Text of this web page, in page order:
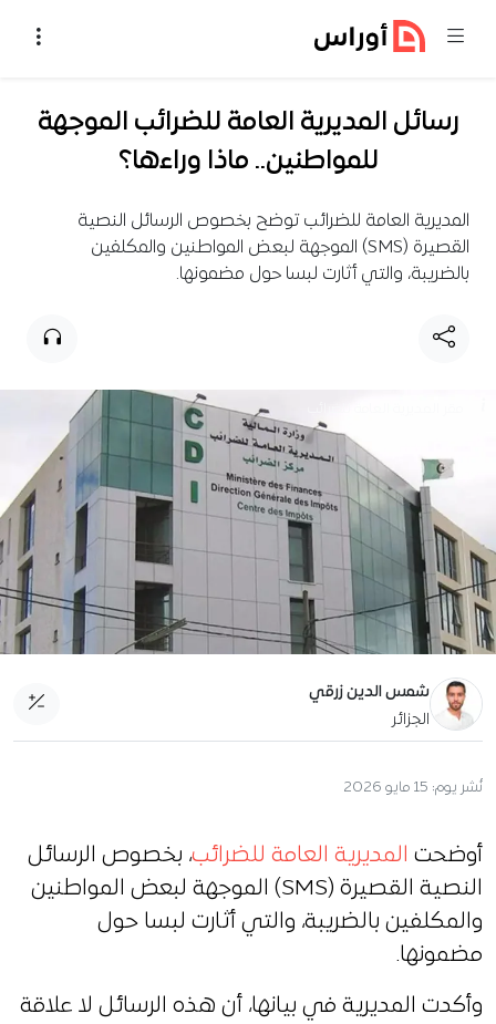
رسائل المديرية العامة للضرائب الموجهة
للمواطنين.. ماذا وراءها؟
المديرية العامة للضرائب توضح بخصوص الرسائل النصية
القصيرة (SMS) الموجهة لبعض المواطنين والمكلفين
بالضريبة، والتي أثارت لبسا حول مضمونها.
شمس الدين زرقي
الجزائر
نُشر يوم: 15 مايو 2026
أوضحت المديرية العامة للضرائب، بخصوص الرسائل
النصية القصيرة (SMS) الموجهة لبعض المواطنين
والمكلفين بالضريبة، والتي أثارت لبسا حول
مضمونها.
وأكدت المديرية في بيانها، أن هذه الرسائل لا علاقة